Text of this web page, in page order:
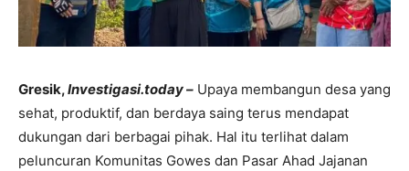
Gresik,Investigasi.today – Upaya membangun desa yang
sehat, produktif, dan berdaya saing terus mendapat
dukungan dari berbagai pihak. Hal itu terlihat dalam
peluncuran Komunitas Gowes dan Pasar Ahad Jajanan